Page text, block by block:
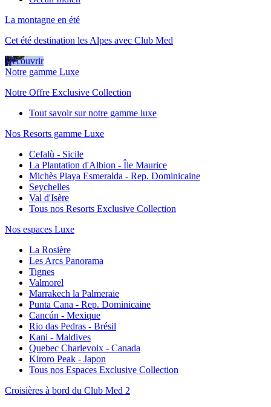
La montagne en été
Cet été destination les Alpes avec Club Med
Découvrir
Notre gamme Luxe
Notre Offre Exclusive Collection
Tout savoir sur notre gamme luxe
Nos Resorts gamme Luxe
Cefalù - Sicile
La Plantation d'Albion - Île Maurice
Michès Playa Esmeralda - Rep. Dominicaine
Seychelles
Val d'Isère
Tous nos Resorts Exclusive Collection
Nos espaces Luxe
La Rosière
Les Arcs Panorama
Tignes
Valmorel
Marrakech la Palmeraie
Punta Cana - Rep. Dominicaine
Cancún - Mexique
Rio das Pedras - Brésil
Kani - Maldives
Quebec Charlevoix - Canada
Kiroro Peak - Japon
Tous nos Espaces Exclusive Collection
Croisières à bord du Club Med 2